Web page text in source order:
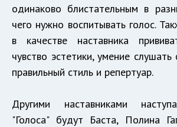
одинаково блистательным в
чего нужно воспитывать голос.
в качестве наставника
чувство эстетики, умение
правильный стиль и репертуар.
Другими наставниками
"Голоса" будут Баста, Полина